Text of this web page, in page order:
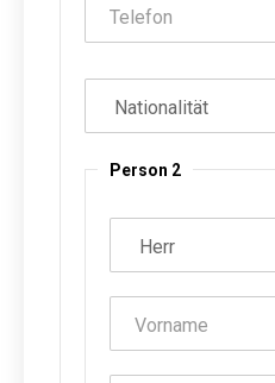
Person 2